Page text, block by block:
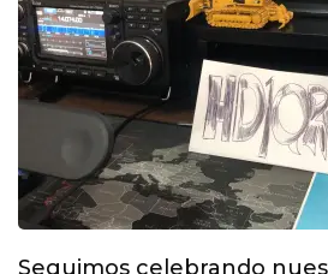
Seguimos celebrando